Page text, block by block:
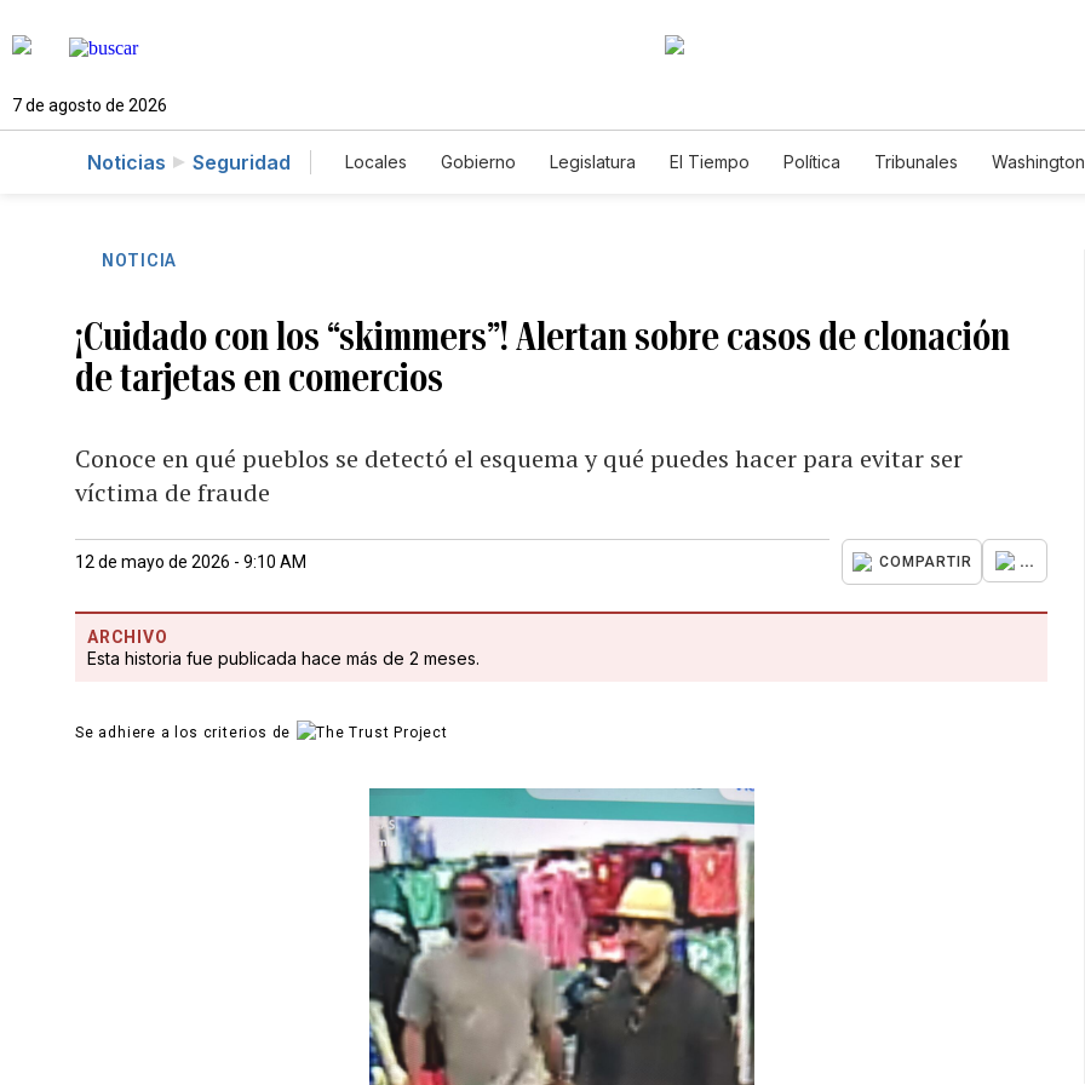
7 de agosto de 2026
Noticias Seguridad Locales Gobierno Legislatura El Tiempo Política Tribunales
NOTICIA
¡Cuidado con los “skimmers”! Alertan sobre casos de clonación
de tarjetas en comercios
Conoce en qué pueblos se detectó el esquema y qué puedes hacer para evitar ser
víctima de fraude
12 de mayo de 2026 - 9:10 AM COMPARTIR ...
ARCHIVO
Esta historia fue publicada hace más de 2 meses.
Se adhiere a los criterios de